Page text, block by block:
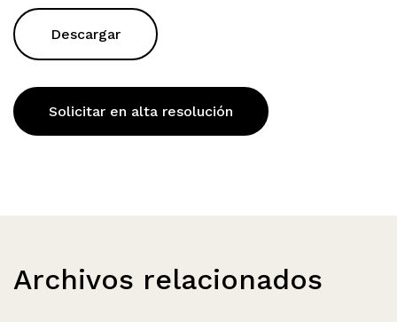
Descargar
Solicitar en alta resolución
Archivos relacionados